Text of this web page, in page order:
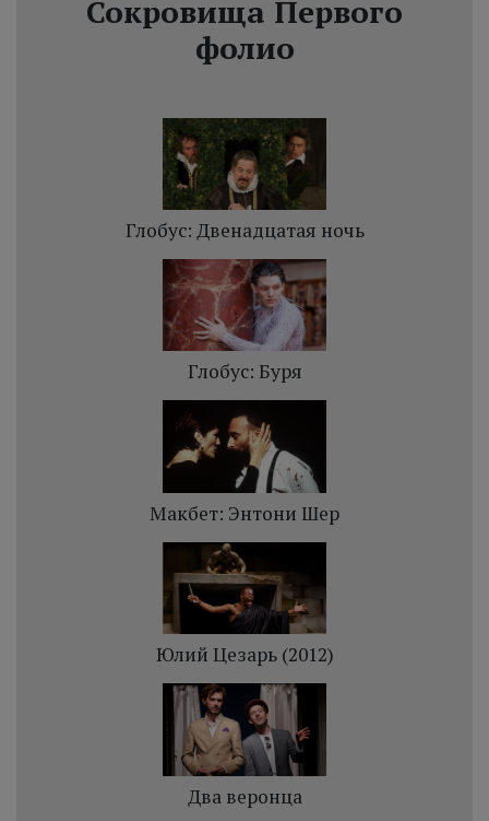
Сокровища Первого
фолио
Глобус: Двенадцатая ночь
Глобус: Буря
Макбет: Энтони Шер
Юлий Цезарь (2012)
Два веронца